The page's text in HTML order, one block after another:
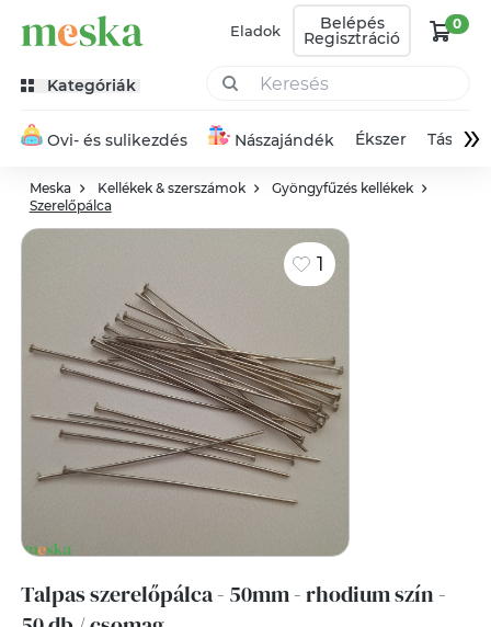
Eladok Belépés
Regisztráció
0
Kategóriák
Ovi- és sulikezdés Nászajándék Ékszer Táska»
Meska Kellékek & szerszámok
Gyöngyfűzés kellékek
Szerelőpálca
1
Talpas szerelőpálca - 50mm - rhodium szín -